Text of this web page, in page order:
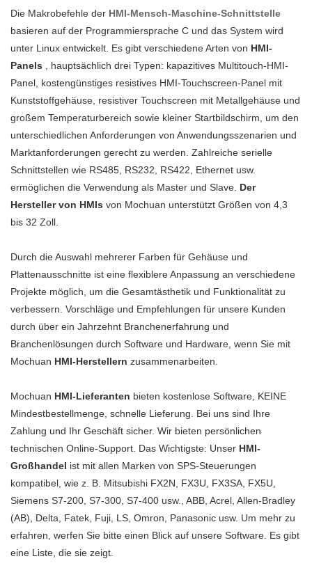
Die Makrobefehle der HMI-Mensch-Maschine-Schnittstelle
basieren auf der Programmiersprache C und das System wird
unter Linux entwickelt. Es gibt verschiedene Arten von HMI-
Panels , hauptsächlich drei Typen: kapazitives Multitouch-HMI-
Panel, kostengünstiges resistives HMI-Touchscreen-Panel mit
Kunststoffgehäuse, resistiver Touchscreen mit Metallgehäuse und
großem Temperaturbereich sowie kleiner Startbildschirm, um den
unterschiedlichen Anforderungen von Anwendungsszenarien und
Marktanforderungen gerecht zu werden. Zahlreiche serielle
Schnittstellen wie RS485, RS232, RS422, Ethernet usw.
ermöglichen die Verwendung als Master und Slave. Der
Hersteller von HMIs von Mochuan unterstützt Größen von 4,3
bis 32 Zoll.
Durch die Auswahl mehrerer Farben für Gehäuse und
Plattenausschnitte ist eine flexiblere Anpassung an verschiedene
Projekte möglich, um die Gesamtästhetik und Funktionalität zu
verbessern. Vorschläge und Empfehlungen für unsere Kunden
durch über ein Jahrzehnt Branchenerfahrung und
Branchenlösungen durch Software und Hardware, wenn Sie mit
Mochuan HMI-Herstellern zusammenarbeiten.
Mochuan HMI-Lieferanten bieten kostenlose Software, KEINE
Mindestbestellmenge, schnelle Lieferung. Bei uns sind Ihre
Zahlung und Ihr Geschäft sicher. Wir bieten persönlichen
technischen Online-Support. Das Wichtigste: Unser HMI-
Großhandel ist mit allen Marken von SPS-Steuerungen
kompatibel, wie z. B. Mitsubishi FX2N, FX3U, FX3SA, FX5U,
Siemens S7-200, S7-300, S7-400 usw., ABB, Acrel, Allen-Bradley
(AB), Delta, Fatek, Fuji, LS, Omron, Panasonic usw. Um mehr zu
erfahren, werfen Sie bitte einen Blick auf unsere Software. Es gibt
eine Liste, die sie zeigt.
ihre überlegene Leistung
sicherzustellen. Darüber hinaus
hat es ein Erscheinungsbild,
das die Mensch-Maschine-
Schnittstellen anführen
soll&Branchentrend Industrie-
PCs.
Maschine-Schnittstelle, SPS-
speicherprogrammierbare
Steuerung sowie
standardmäßige und nicht
standardmäßige
kundenspezifische
Permanentmagnete gefunden
Magnetmotor bis jetzt.
TCP RTU Modbus MC-H156E
für die industrielle
Automatisierung können an
Ihre Bedürfnisse angepasst
werden.Die angewandten
Technologien werden genutzt,
um sicherzustellen, dass die
Leistung des 15,6 Zoll MC-
H156E ihm Pannel Mount PLC
HMI ODM Panels stabil ist. Sein
Anwendungsbereich ist breit
genug, um den/die Bereich(e)
anderer elektrischer Geräte
MC-H070CWE können an Ihre
Bedürfnisse angepasst
werden.Unsere Produkte und
Lösungen basieren alle auf
unseren fortschrittlichen
Fertigungskapazitäten und
führenden Technologien. Bisher
konnten wir den MOCHUAN
MC-H043S hmi ip65 triproof
4,3'' Touchscreen SPS-Preis
geschickt herstellen. Zu den
Anwendungsbereichen zählen
es unvergleichliche
herausragende Vorteile in
Bezug auf Leistung, Qualität,
Aussehen usw. und genießt
einen guten Ruf auf dem Markt.
MOCHUAN fasst die Mängel
zusammen der bisherigen
Produkte und verbessert diese
kontinuierlich. Die
Spezifikationen des Mochuan
HMI-Panels 10,1 Zoll
MC1010M Ethernet 1024x600
Metallgehäuse-
an Ihre Bedürfnisse angepasst
werden.
HMI-/Bedienerschnittstellen mit
metallresistivem 9,7-Zoll-HMI-
Panel in China mit TFT-LCD
beiträgt. Es findet breite
Anwendung in den
Anwendungsbereichen von
LCD-Modulen und ist die
Investition absolut wert.